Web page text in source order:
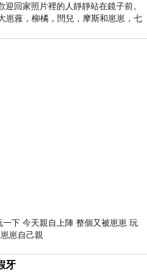
迎回家照片裡的人靜靜站在鏡子前。
崽蕥，柳橘，閆兒，摩斯和崽崽，七
地站在鏡框之外，如同
下 今天親自上陣 整個又被崽崽 玩
崽自己親
牙